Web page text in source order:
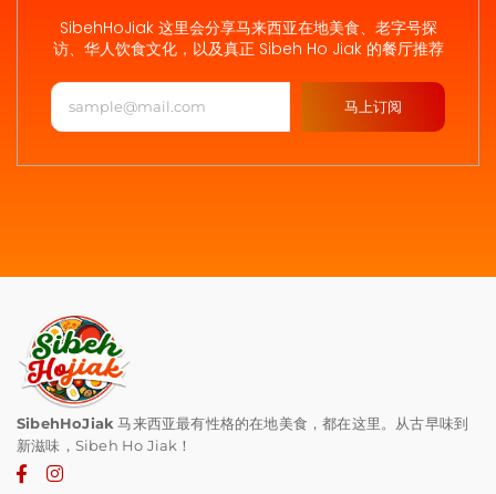
SibehHoJiak 这里会分享马来西亚在地美食、老字号探
访、华人饮食文化，以及真正 Sibeh Ho Jiak 的餐厅推荐
马上订阅
SibehHoJiak 马来西亚最有性格的在地美食，都在这里。从古早味到
新滋味，Sibeh Ho Jiak！